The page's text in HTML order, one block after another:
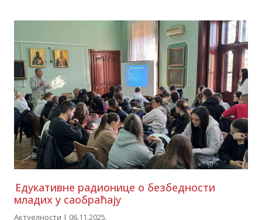
Едукативне радионице о безбедности
младих у саобраћају
Актуелности | 06.11.2025.